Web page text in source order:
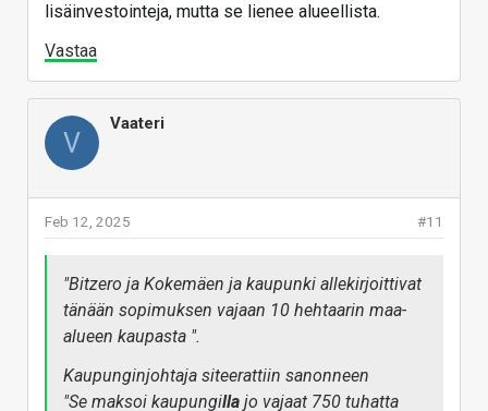
lisäinvestointeja, mutta se lienee alueellista.
Vastaa
V
Vaateri
#11
Feb 12, 2025
"Bitzero ja Kokemäen ja kaupunki allekirjoittivat
tänään sopimuksen vajaan 10 hehtaarin maa-
alueen kaupasta ".
Kaupunginjohtaja siteerattiin sanonneen
"Se maksoi kaupungilla jo vajaat 750 tuhatta